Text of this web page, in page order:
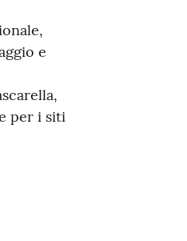
e
per i siti